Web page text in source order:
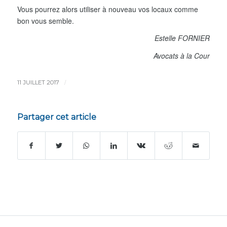
Vous pourrez alors utiliser à nouveau vos locaux comme
bon vous semble.
Estelle FORNIER
Avocats à la Cour
11 JUILLET 2017 /
Partager cet article